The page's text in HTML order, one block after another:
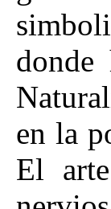
en la
El